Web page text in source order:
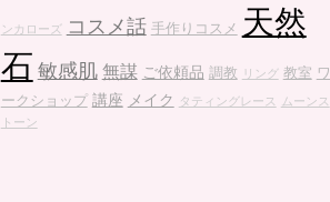
ンカローズ コスメ話 手作りコスメ
天然
石 敏感肌 無謀 ご依頼品 調教 リング 教室 ワ
ークショップ 講座 メイク タティングレース
ムーンス
トーン